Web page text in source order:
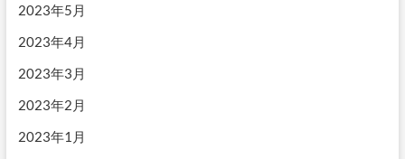
2023年5月
2023年4月
2023年3月
2023年2月
2023年1月